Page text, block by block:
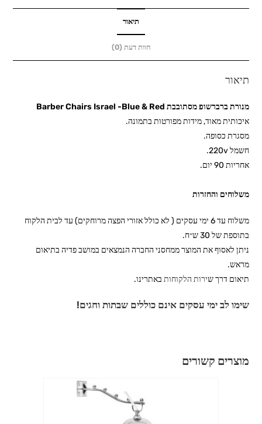
Israel
תיאור
חוות דעת (0)
תיאור
מנורת ברברשופ מסתובבת Barber Chairs Israel -Blue & Red
איכותית מאוד, מידות מפורטות בתמונה.
מסגרת כסופה.
חשמל 220v.
אחריות 90 יום.
משלוחים והחזרות
משלוח עד 6 ימי עסקים ( לא כולל אזורי הפצה מרוחקים) עד לבית הלקוח
בתוספת של 30 ש״ח.
ניתן לאסוף את המוצר ממחסני החברה הנמצאים במושב פדיה בתיאום
מראש.
תיאום דרך שירות הלקוחות באתרינו.
שימו לב ימי עסקים אינם כוללים שבתות וחגים!
מוצרים קשורים